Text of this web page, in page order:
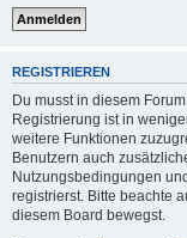
REGISTRIEREN
Du musst in diesem
Registrierung ist in
weitere Funktionen
Benutzern auch
Nutzungsbedingungen
registrierst. Bitte beachte
diesem Board bewegst.